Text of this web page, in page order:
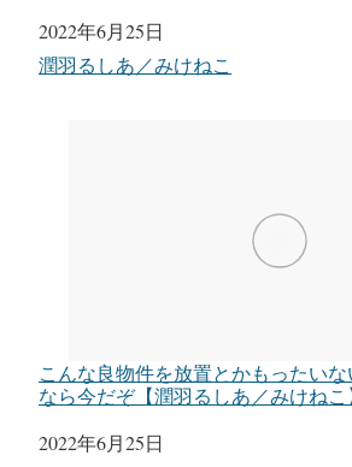
日付
2022年6月25日
関連理由
潤羽るしあ／みけねこ
こんな良物件を放置とかもったい
なら今だぞ【潤羽るしあ／みけねこ
日付
2022年6月25日